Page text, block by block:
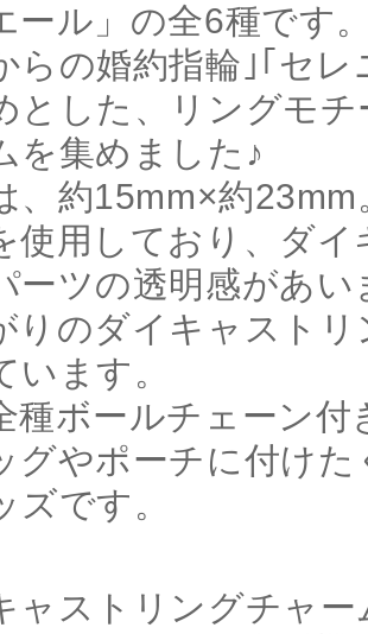
ール」の全6種です
らの婚約指輪｣｢セ
とした、リングモ
を集めました♪
、約15mm×約
使用しており、ダ
ーツの透明感があ
りのダイキャスト
います。
種ボールチェーン
グやポーチに付け
ズです。
ャストリングチャ